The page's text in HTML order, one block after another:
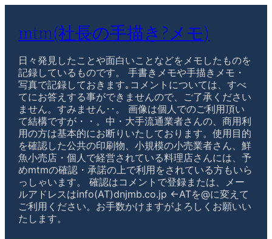
mtm(社長の手描き?メモ)
日々発見したことや面白いことなどをメモしたものを
記録しているものです。 手書きメモや手描きメモ・
写真で記録しておきます｡コメントについては、すべ
てにお答えする事ができませんので、ご了承ください
ません。すみません･･。 画像は個人でのご利用頂い
て結構ですが・・。中・大手流通業者さんの、商用利
用の方は基本的にお断りいたしております。使用目的
を確認した公共の印刷物、小規模の小売業者さん、鮮
魚小売店・個人で経営されている料理店さんには、予
めmtmの確認・承諾の上で利用をされている方もいら
っしゃいます。 確認はコメントで登録または、メー
ルアドレスはinfo(AT)dnjmb.co.jp ←ATを@に変えて
ご利用ください。お手数かけますがよろしくお願いい
たします。